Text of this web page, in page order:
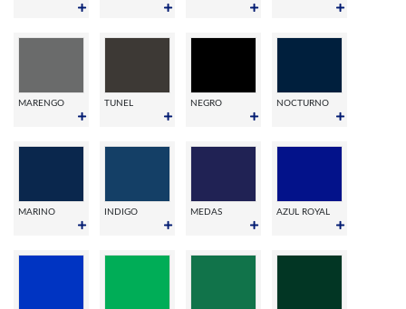
MARENGO TUNEL NEGRO NOCTURNO
MARINO INDIGO MEDAS AZUL ROYAL